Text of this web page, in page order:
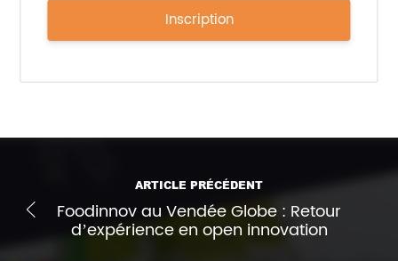
Inscription
ARTICLE PRÉCÉDENT
Foodinnov au Vendée Globe : Retour
d’expérience en open innovation